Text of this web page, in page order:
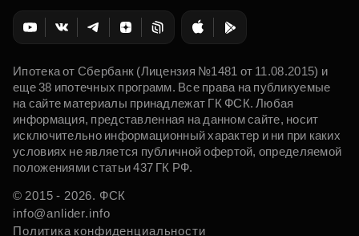
Ипотека от Сбербанк (Лицензия №1481 от 11.08.2015) и
еще 38 ипотечных программ. Все права на публикуемые
на сайте материалы принадлежат ГК ФСК. Любая
информация, представленная на данном сайте, носит
исключительно информационный характер и ни при каких
условиях не является публичной офертой, определяемой
положениями статьи 437 ГК РФ.
© 2015 - 2026. ФСК
info@anlider.info
Политика конфиденциальности